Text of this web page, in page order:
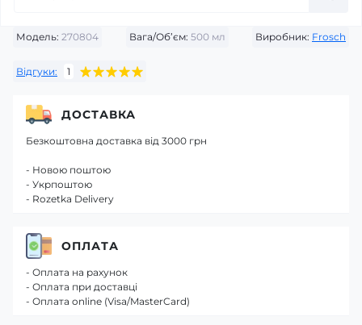
Модель: 270804 Вага/Об’єм: 500 мл Виробник: Frosch
Відгуки: 1
ДОСТАВКА
Безкоштовна доставка від 3000 грн
- Новою поштою
- Укрпоштою
- Rozetka Delivery
ОПЛАТА
- Оплата на рахунок
- Оплата при доставці
- Оплата online (Visa/MasterCard)